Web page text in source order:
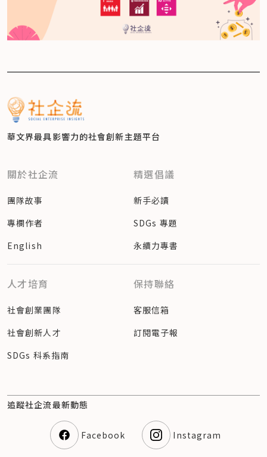
華文界最具影響力的社會創新主題平台
關於社企流
團隊故事
專欄作者
English
精選倡議
新手必讀
SDGs 專題
永續力專書
人才培育
社會創業團隊
社會創新人才
SDGs 科系指南
保持聯絡
客服信箱
訂閱電子報
追蹤社企流最新動態
Facebook Instagram